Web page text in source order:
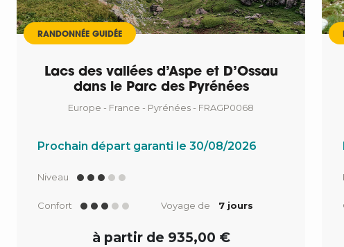
RANDONNÉE GUIDÉE
Lacs des vallées d’Aspe et D’Ossau
dans le Parc des Pyrénées
Europe - France - Pyrénées - FRAGP0068
Prochain départ garanti le 30/08/2026
Niveau
Confort Voyage de 7 jours
à partir de 935,00 €